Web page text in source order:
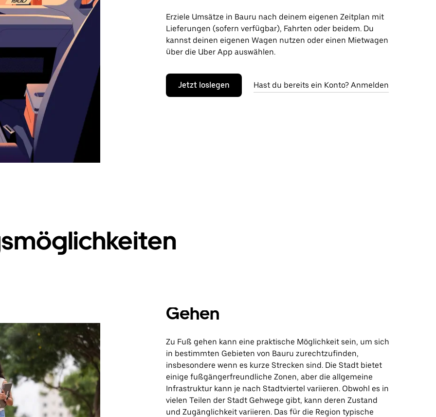
Erziele Umsätze in Bauru nach deinem eigenen Zeitplan mit
Lieferungen (sofern verfügbar), Fahrten oder beidem. Du
kannst deinen eigenen Wagen nutzen oder einen Mietwagen
über die Uber App auswählen.
Jetzt loslegen Hast du bereits ein Konto? Anmelden
Gehen
Zu Fuß gehen kann eine praktische Möglichkeit sein, um sich
in bestimmten Gebieten von Bauru zurechtzufinden,
insbesondere wenn es kurze Strecken sind. Die Stadt bietet
einige fußgängerfreundliche Zonen, aber die allgemeine
Infrastruktur kann je nach Stadtviertel variieren. Obwohl es in
vielen Teilen der Stadt Gehwege gibt, kann deren Zustand
und Zugänglichkeit variieren. Das für die Region typische